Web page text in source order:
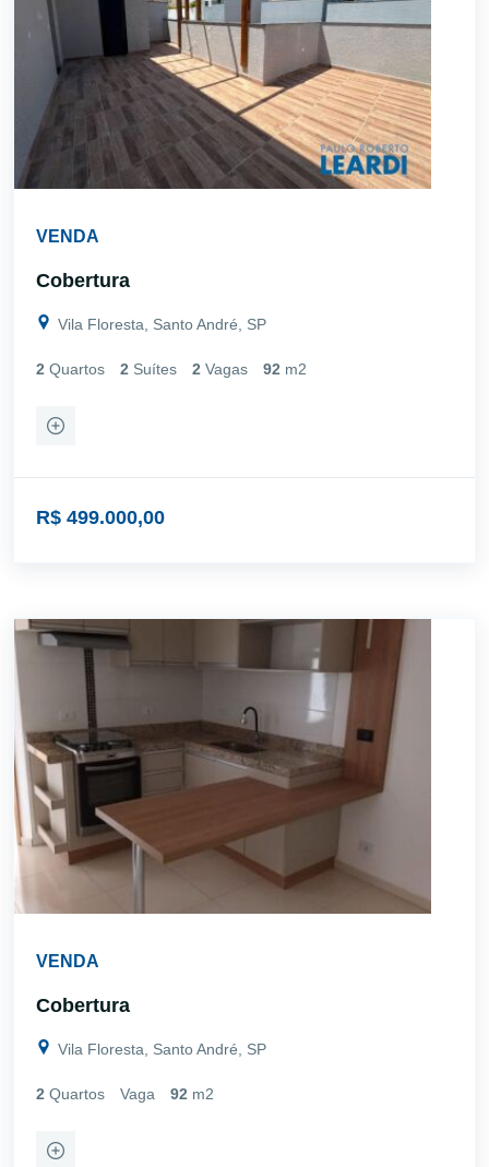
VENDA
Cobertura
Vila Floresta, Santo André, SP
2 Quartos 2 Suítes 2 Vagas 92 m2
R$ 499.000,00
VENDA
Cobertura
Vila Floresta, Santo André, SP
2 Quartos Vaga 92 m2